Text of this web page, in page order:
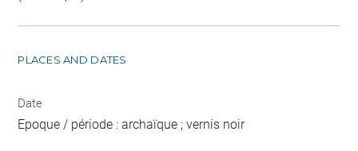
PLACES AND DATES
Date
Epoque / période : archaïque ; vernis noir